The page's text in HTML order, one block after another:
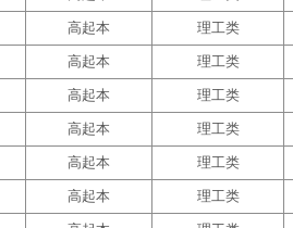
高起本 理工类
高起本 理工类
高起本 理工类
高起本 理工类
高起本 理工类
高起本 理工类